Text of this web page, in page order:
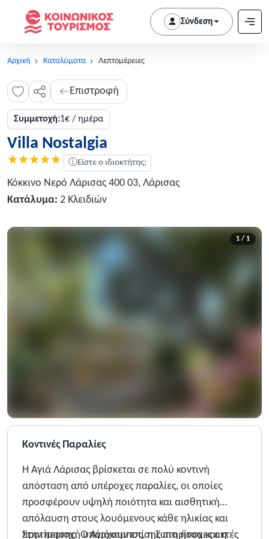
Σύνδεση
Αρχική Καταλύματα Λεπτομέρειες
Συμμετοχή:1€ / ημέρα
Villa Nostalgia
ⓘΕίστε ο ιδιοκτήτης;
Κόκκινο Νερό Λάρισας 400 03, Λάρισας
Κατάλυμα: 2 Κλειδιών
Επιστροφή
1 / 1
Κοντινές Παραλίες
Η Αγιά Λάρισας βρίσκεται σε πολύ κοντινή
απόσταση από υπέροχες παραλίες, οι οποίες
προσφέρουν υψηλή ποιότητα και αισθητική
απόλαυση στους λουόμενους κάθε ηλικίας και
προτίμησης. Ο Αγιόκαμπος, η Σωτηρίτσα και η
Στην περιοχή υπάρχουν επίσης πιο ήσυχες ακτές